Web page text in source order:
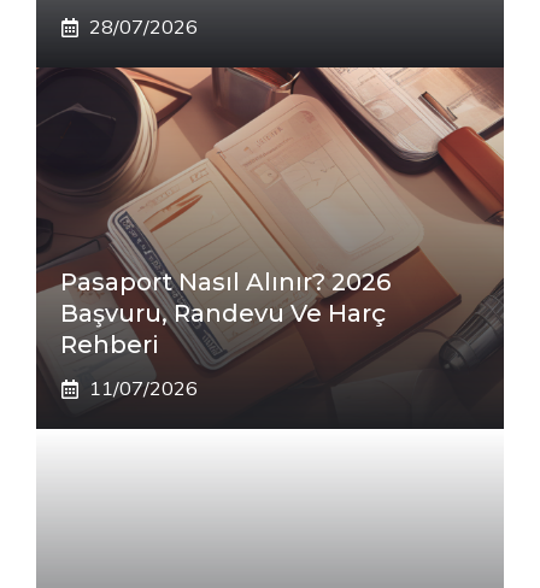
28/07/2026
Pasaport Nasıl Alınır? 2026
Başvuru, Randevu Ve Harç
Rehberi
11/07/2026